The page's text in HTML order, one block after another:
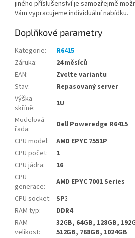
jiného příslušenství je samozřejmě
Vám vypracujeme individuální nabídku.
Doplňkové parametry
Kategorie:
R6415
Záruka:
24 měsíců
EAN:
Zvolte variantu
Stav:
Repasovaný server
Výška
skříně:
1U
Modelová
řada:
Dell Poweredge R6415
CPU model:
AMD EPYC 7551P
CPU počet:
1
CPU jádra:
16
CPU
generace:
AMD EPYC 7001 Series
CPU socket: SP3
RAM typ:
DDR4
RAM
velikost:
32GB, 64GB, 128GB,
512GB, 768GB, 1024GB